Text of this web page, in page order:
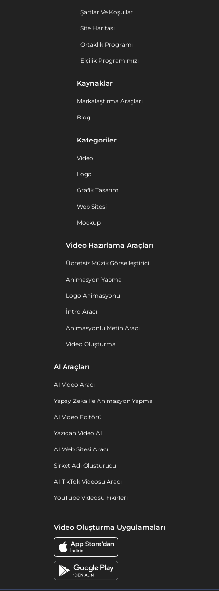
Şartlar Ve Koşullar
Site Haritası
Ortaklık Programı
Elçilik Programımızı
Kaynaklar
Markalaştırma Araçları
Blog
Kategoriler
Video
Logo
Grafik Tasarım
Web Sitesi
Mockup
Video Hazırlama Araçları
Ücretsiz Müzik Görselleştirici
Animasyon Yapma
Logo Animasyonu
İntro Aracı
Animasyonlu Metin Aracı
Video Oluşturma
AI Araçları
AI Video Aracı
Yapay Zeka Ile Animasyon Yapma
AI Video Editörü
Yazıdan Video AI
AI Web Sitesi Aracı
Şirket Adı Oluşturucu
AI TikTok Videosu Aracı
YouTube Videosu Fikirleri
Video Oluşturma Uygulamaları